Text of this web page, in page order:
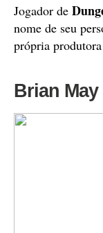
Jogador de
nome de seu
própria
Brian May